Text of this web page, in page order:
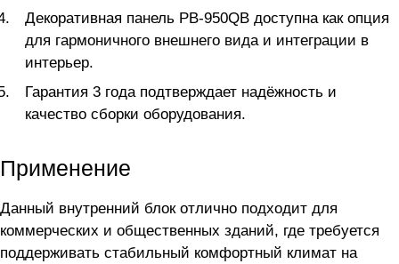
Декоративная панель PB-950QB доступна как опция
для гармоничного внешнего вида и интеграции в
интерьер.
Гарантия 3 года подтверждает надёжность и
качество сборки оборудования.
Применение
Данный внутренний блок отлично подходит для
коммерческих и общественных зданий, где требуется
поддерживать стабильный комфортный климат на